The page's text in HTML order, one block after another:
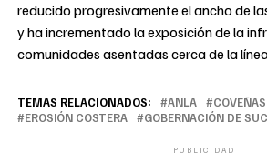
reducido progresivamente el ancho de
y ha incrementado la exposición de la
comunidades asentadas cerca de la
TEMAS RELACIONADOS: ANLA
COVEÑAS
EROSIÓN COSTERA
GOBERNACIÓN DE
PUBLICIDAD